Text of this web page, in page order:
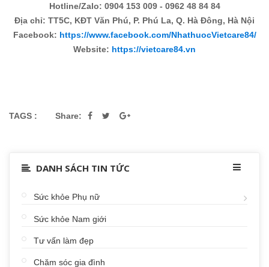
Hotline/Zalo: 0904 153 009 - 0962 48 84 84
Địa chỉ: TT5C, KĐT Văn Phú, P. Phú La, Q. Hà Đông, Hà Nội
Facebook: https://www.facebook.com/NhathuocVietcare84/
Website: https://vietcare84.vn
TAGS : Share:
DANH SÁCH TIN TỨC
Sức khỏe Phụ nữ
Sức khỏe Nam giới
Tư vấn làm đẹp
Chăm sóc gia đình